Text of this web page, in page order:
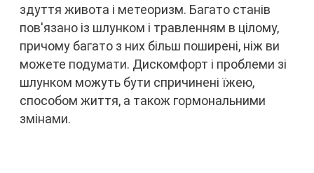
здуття живота і метеоризм. Багато станів
пов'язано із шлунком і травленням в цілому,
причому багато з них більш поширені, ніж ви
можете подумати. Дискомфорт і проблеми зі
шлунком можуть бути спричинені їжею,
способом життя, а також гормональними
змінами.